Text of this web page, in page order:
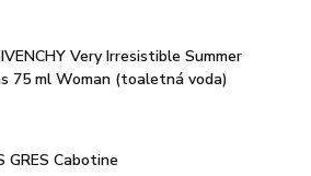
Very Irresistible Summer
75 ml Woman (toaletná voda)
GRES Cabotine